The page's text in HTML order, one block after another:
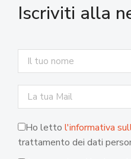
Iscriviti alla
Ho letto l'informativa
trattamento dei dati